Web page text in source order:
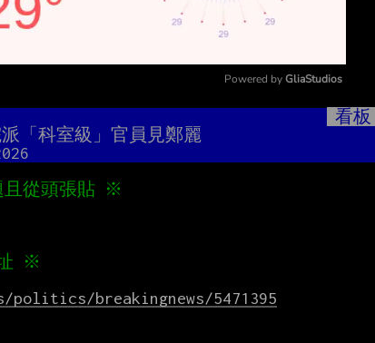
Powered by GliaStudios
看板
「科室級」官員見鄭麗
且從頭張貼 ※
※
breakingnews/5471395